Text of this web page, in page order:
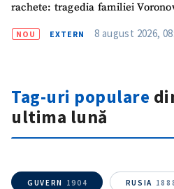
rachete: tragedia familiei
NOU EXTERN 8 august 2026,
Tag-uri populare
ultima lună
GUVERN 1904 RUSIA